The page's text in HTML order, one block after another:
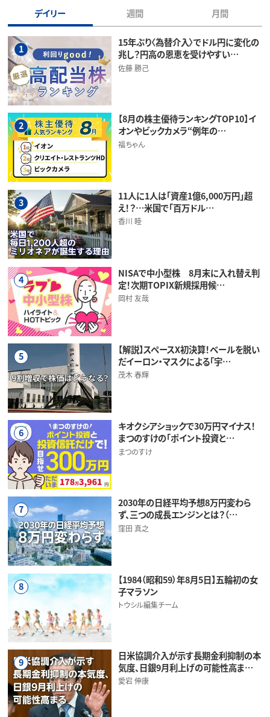
デイリー 週間 月間
1
15年ぶり〈為替介入〉でドル円に変化の
兆し？円高の恩恵を受けやすい…
佐藤 勝己
2
【8月の株主優待ランキングTOP10】イ
オンやビックカメラ“例年の…
福ちゃん
3
11人に1人は「資産1億6,000万円」超
え！？…米国で「百万ドル…
香川 睦
4
NISAで中小型株 8月末に入れ替え判
定！次期TOPIX新規採用候…
岡村 友哉
5
【解説】スペースX初決算！ベールを脱い
だイーロン・マスクによる「宇…
茂木 春輝
6
キオクシアショックで30万円マイナス！
まつのすけの「ポイント投資と…
まつのすけ
7
2030年の日経平均予想8万円変わら
ず、三つの成長エンジンとは？（…
窪田 真之
8
【1984（昭和59）年8月5日】五輪初の女
子マラソン
トウシル編集チーム
9
日米協調介入が示す長期金利抑制の本
気度、日銀9月利上げの可能性高ま…
愛宕 伸康